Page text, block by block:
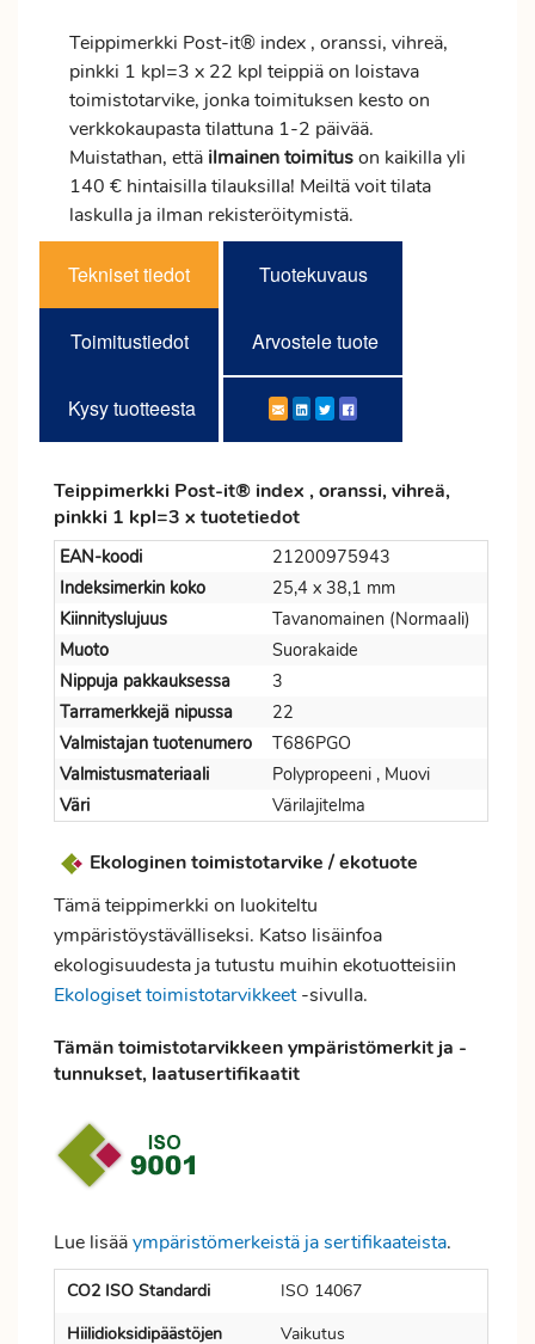
Teippimerkki Post-it® index , oranssi, vihreä,
pinkki 1 kpl=3 x 22 kpl teippiä on loistava
toimistotarvike, jonka toimituksen kesto on
verkkokaupasta tilattuna 1-2 päivää.
Muistathan, että ilmainentoimituson kaikilla yli
140 € hintaisilla tilauksilla! Meiltä voit tilata
laskulla ja ilman rekisteröitymistä.
Tekniset tiedot Tuotekuvaus
Toimitustiedot Arvostele tuote
Kysy tuotteesta
Teippimerkki Post-it® index , oranssi, vihreä,
pinkki 1 kpl=3 x tuotetiedot
EAN-koodi
21200975943
Indeksimerkin koko
25,4 x 38,1 mm
Kiinnityslujuus
Tavanomainen (Normaali)
Muoto
Suorakaide
Nippuja pakkauksessa
3
Tarramerkkejä nipussa
22
Valmistajan tuotenumero
T686PGO
Valmistusmateriaali
Polypropeeni , Muovi
Väri
Värilajitelma
Ekologinen toimistotarvike / ekotuote
Tämä teippimerkki on luokiteltu
ympäristöystävälliseksi. Katso lisäinfoa
ekologisuudesta ja tutustu muihin ekotuotteisiin
Ekologiset toimistotarvikkeet-sivulla.
Tämän toimistotarvikkeen ympäristömerkit ja -
tunnukset, laatusertifikaatit
Lue lisääympäristömerkeistä ja sertifikaateista.
CO2 ISO Standardi
ISO 14067
Hiilidioksidipäästöjen
Vaikutus